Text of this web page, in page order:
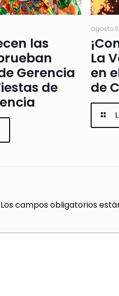
las
Gerencia
de
agosto
La
en
de
Los campos obligatorios